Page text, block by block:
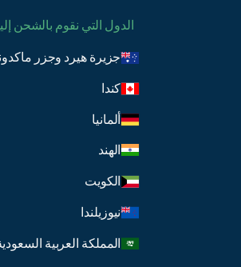
الدول التي نقوم بالشحن
جزيرة هيرد وجزر
كندا
ألمانيا
الهند
الكويت
نيوزيلندا
المملكة العربية